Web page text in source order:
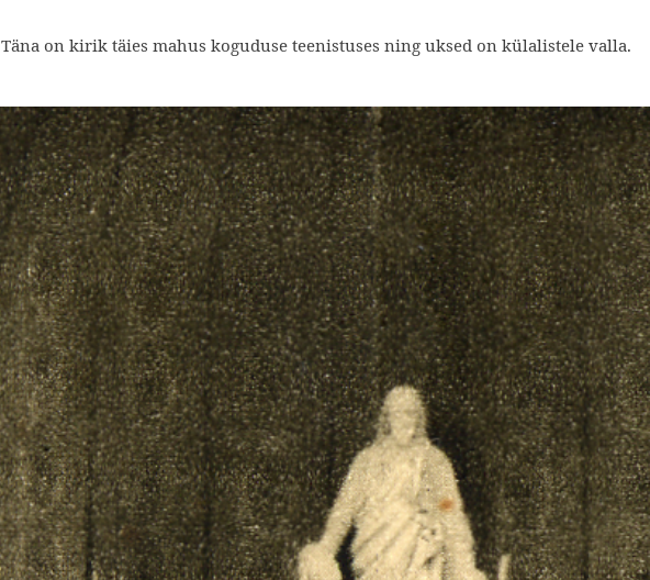
Täna on kirik täies mahus koguduse teenistuses ning uksed on külalistele valla.